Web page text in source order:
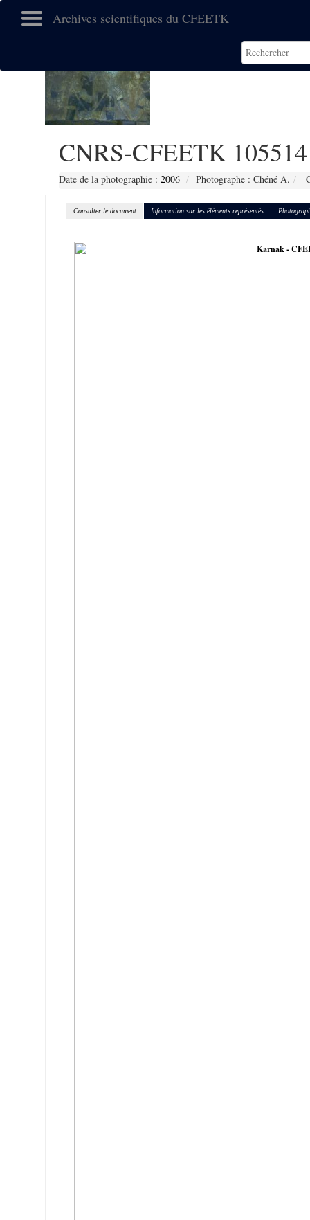
Archives scientifiques du CFEETK
CNRS-CFEETK 105514
Date de la photographie : 2006 Photographe : Chéné A.
Consulter le document Information sur les éléments représentés